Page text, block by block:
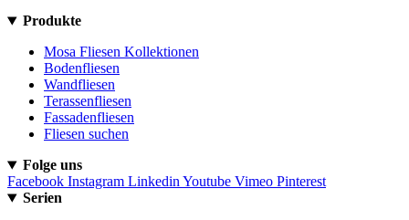
Produkte
Mosa Fliesen Kollektionen
Bodenfliesen
Wandfliesen
Terassenfliesen
Fassadenfliesen
Fliesen suchen
Folge uns
Facebook Instagram Linkedin Youtube Vimeo Pinterest
Serien